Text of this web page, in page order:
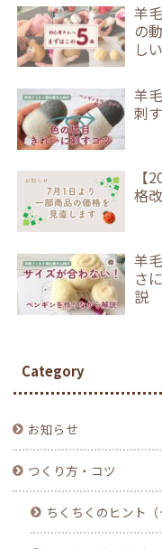
羊
の
し
羊
刺
【
格
羊
さ
説
Category
お知らせ
つくり方・コツ
ちくちくのヒント（